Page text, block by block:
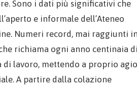
Sono i dati più significativi che
e informale dell’Ateneo
Numeri record, mai raggiunti
richiama ogni anno centinaia
di lavoro, mettendo a proprio agio
A partire dalla colazione